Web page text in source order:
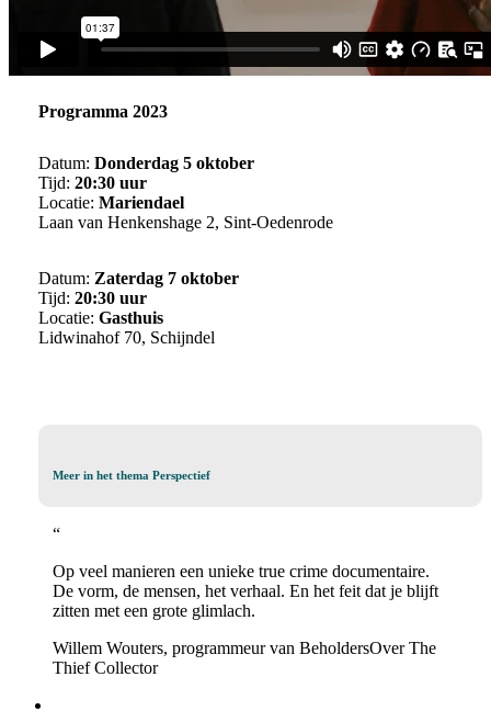
Programma 2023
Datum: Donderdag 5 oktober
Tijd: 20:30 uur
Locatie: Mariendael
Laan van Henkenshage 2, Sint-Oedenrode
Datum: Zaterdag 7 oktober
Tijd: 20:30 uur
Locatie: Gasthuis
Lidwinahof 70, Schijndel
Meer
thema
Meer in het thema Perspectief
“
Op veel manieren een unieke true crime documentaire.
De vorm, de mensen, het verhaal. En het feit dat je blijft
zitten met een grote glimlach.
Willem Wouters, programmeur van BeholdersOver The
Thief Collector